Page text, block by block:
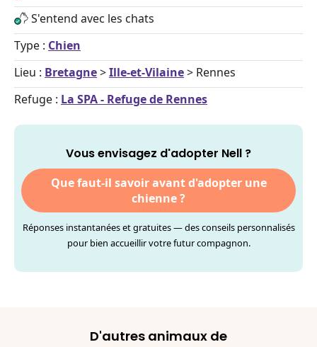
S'entend avec les chats
Type : Chien
Lieu : Bretagne>Ille-et-Vilaine> Rennes
Refuge : La SPA - Refuge de Rennes
Vous envisagez d'adopter Nell ?
Que faut-il savoir avant d'adopter une
chienne ?
Réponses instantanées et gratuites — des conseils personnalisés
pour bien accueillir votre futur compagnon.
D'autres animaux de